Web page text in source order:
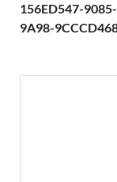
156ED547-
9A98-